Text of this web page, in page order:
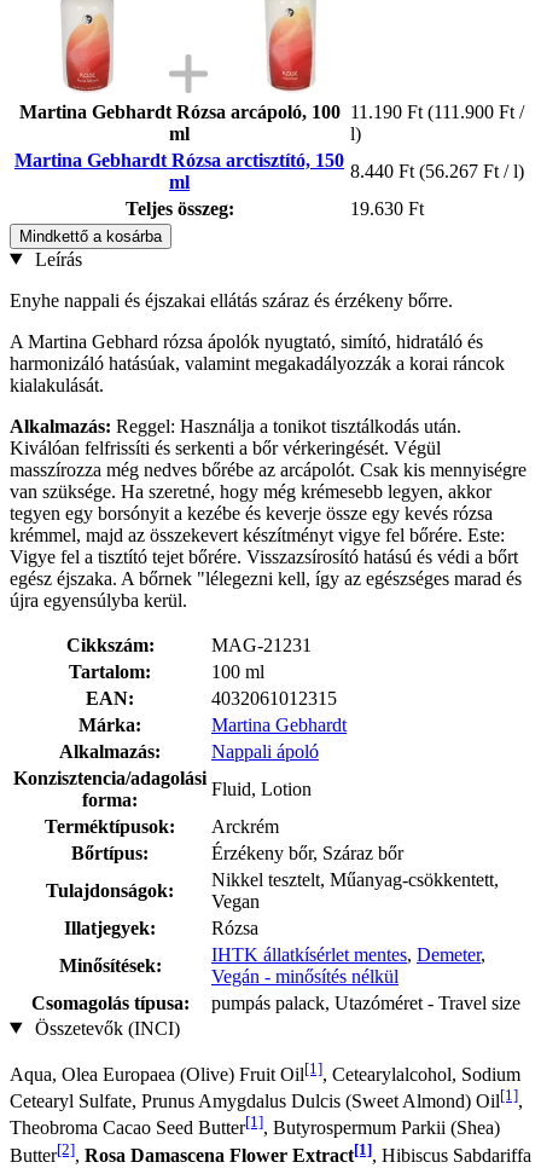
Martina Gebhardt Rózsa arcápoló, 100
ml
11.190 Ft (111.900 Ft /
l)
Martina Gebhardt Rózsa arctisztító, 150
ml
8.440 Ft (56.267 Ft / l)
Teljes összeg:
19.630 Ft
Mindkettő a kosárba
Leírás
Enyhe nappali és éjszakai ellátás száraz és érzékeny bőrre.
A Martina Gebhard rózsa ápolók nyugtató, simító, hidratáló és
harmonizáló hatásúak, valamint megakadályozzák a korai ráncok
kialakulását.
Alkalmazás: Reggel: Használja a tonikot tisztálkodás után.
Kiválóan felfrissíti és serkenti a bőr vérkeringését. Végül
masszírozza még nedves bőrébe az arcápolót. Csak kis mennyiségre
van szüksége. Ha szeretné, hogy még krémesebb legyen, akkor
tegyen egy borsónyit a kezébe és keverje össze egy kevés rózsa
krémmel, majd az összekevert készítményt vigye fel bőrére. Este:
Vigye fel a tisztító tejet bőrére. Visszazsírosító hatású és védi a bőrt
egész éjszaka. A bőrnek "lélegezni kell, így az egészséges marad és
újra egyensúlyba kerül.
Cikkszám:
MAG-21231
Tartalom:
100 ml
EAN:
4032061012315
Márka:
Martina Gebhardt
Alkalmazás:
Nappali ápoló
Konzisztencia/adagolási
forma:
Fluid, Lotion
Terméktípusok:
Arckrém
Bőrtípus:
Érzékeny bőr, Száraz bőr
Tulajdonságok:
Nikkel tesztelt, Műanyag-csökkentett,
Vegan
Illatjegyek:
Rózsa
Minősítések:
IHTK állatkísérlet mentes, Demeter,
Vegán - minősítés nélkül
Csomagolás típusa:
pumpás palack, Utazóméret - Travel size
Összetevők (INCI)
Aqua, Olea Europaea (Olive) Fruit Oil[1], Cetearylalcohol, Sodium
Cetearyl Sulfate, Prunus Amygdalus Dulcis (Sweet Almond) Oil[1],
Theobroma Cacao Seed Butter[1], Butyrospermum Parkii (Shea)
Butter[2], Rosa Damascena Flower Extract[1], Hibiscus Sabdariffa